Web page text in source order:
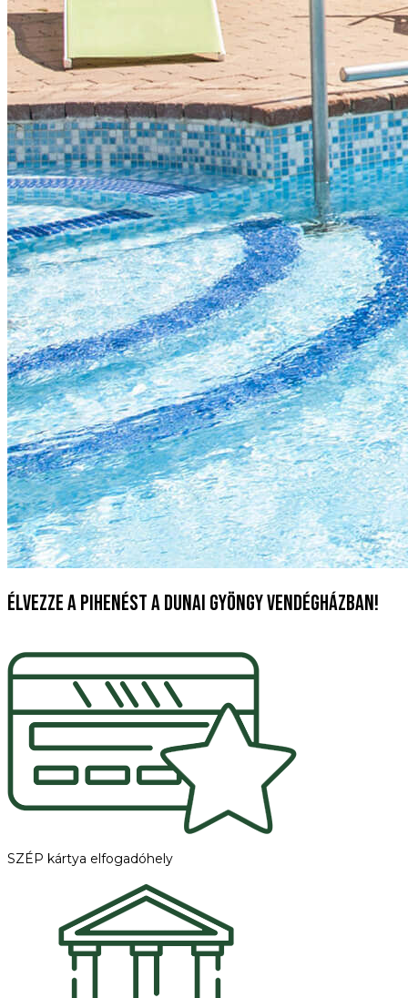
Élvezze a pihenést a Dunai Gyöngy vendégházban!
SZÉP kártya elfogadóhely